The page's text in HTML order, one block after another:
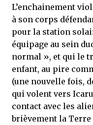
L’enchainement
à son corps
pour la station
équipage au sein
normal », et qui le
enfant, au pire
(une nouvelle fois,
qui volent vers
contact avec les
brièvement la Terre